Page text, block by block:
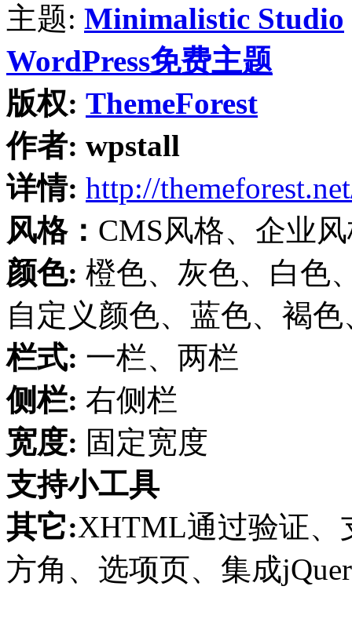
主题: Minimalistic Studio
WordPress免费主题
版权: ThemeForest
作者: wpstall
详情: http://
风格： CMS风格、企业
颜色: 橙色、灰色、白色
自定义颜色、蓝色、褐
栏式: 一栏、两栏
侧栏: 右侧栏
宽度: 固定宽度
支持小工具
其它:XHTML通过验证、
方角、选项页、集成